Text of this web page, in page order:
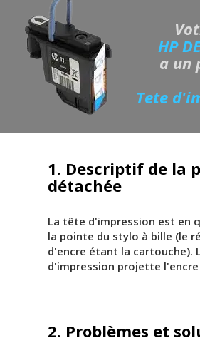
HP
a un
Tete
1. Descriptif de la
détachée
La tête d'impression est en
la pointe du stylo à bille (le
d'encre étant la cartouche).
d'impression projette l'encre
2. Problèmes et